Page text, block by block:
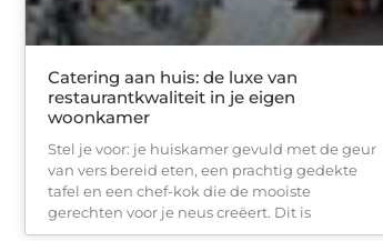
Catering aan huis: de luxe van
restaurantkwaliteit in je eigen
woonkamer
Stel je voor: je huiskamer gevuld met de geur
van vers bereid eten, een prachtig gedekte
tafel en een chef-kok die de mooiste
gerechten voor je neus creëert. Dit is